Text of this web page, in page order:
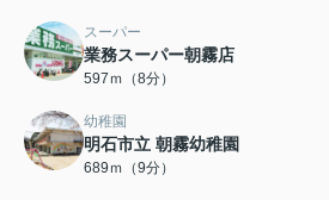
スーパー
業務スーパー朝霧店
597ｍ（8分）
幼稚園
明石市立 朝霧幼稚園
689ｍ（9分）